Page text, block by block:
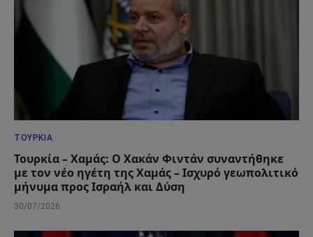
ΤΟΥΡΚΊΑ
Τουρκία – Χαμάς: Ο Χακάν Φιντάν συναντήθηκε
με τον νέο ηγέτη της Χαμάς – Ισχυρό γεωπολιτικό
μήνυμα προς Ισραήλ και Δύση
30/07/2026